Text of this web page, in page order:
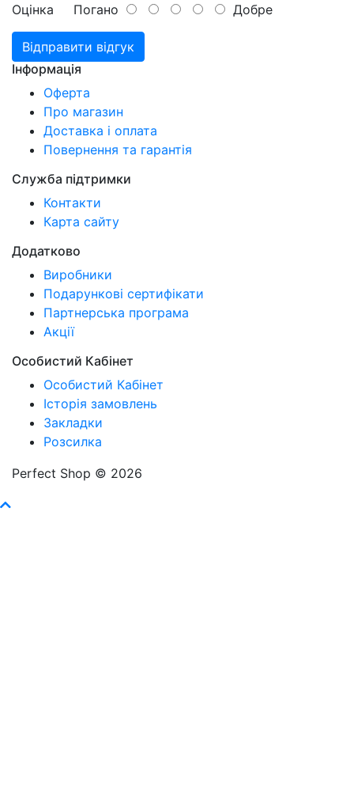
Оцінка Погано Добре
Відправити відгук
Інформація
Оферта
Про магазин
Доставка і оплата
Повернення та гарантія
Служба підтримки
Контакти
Карта сайту
Додатково
Виробники
Подарункові сертифікати
Партнерська програма
Акції
Особистий Кабінет
Особистий Кабінет
Історія замовлень
Закладки
Розсилка
Perfect Shop © 2026